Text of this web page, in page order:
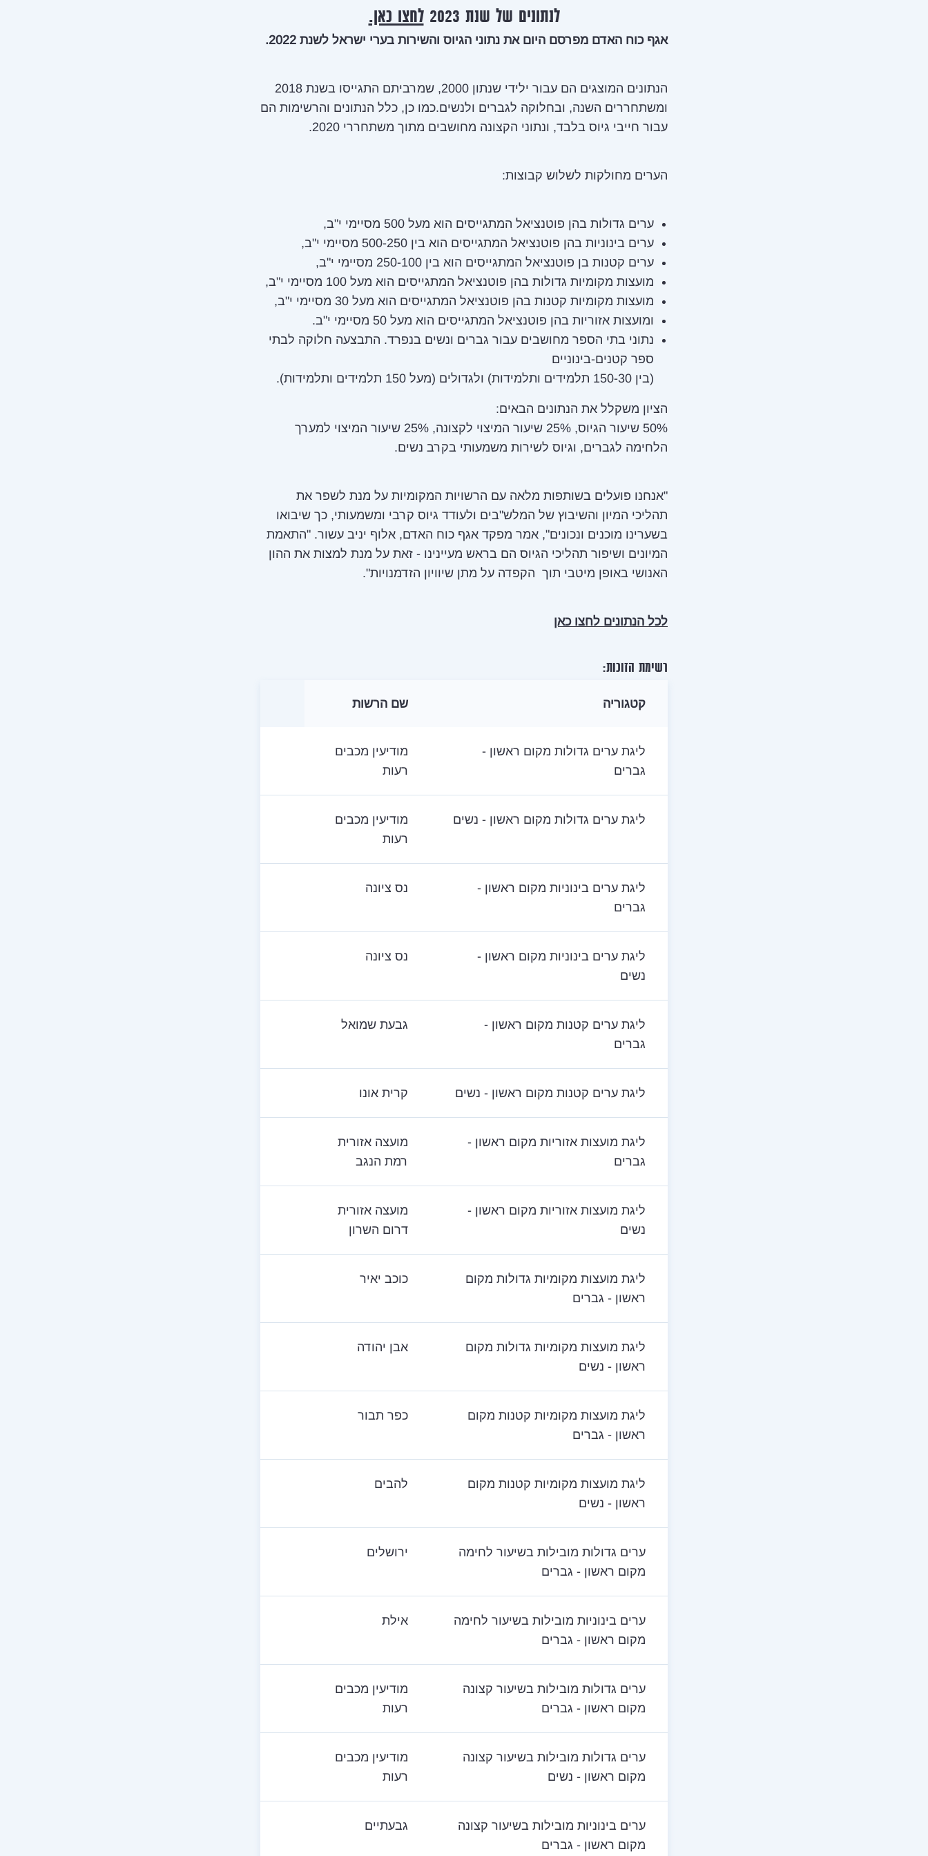
לנתונים של שנת 2023 לחצו כאן.
אגף כוח האדם מפרסם היום את נתוני הגיוס והשירות בערי ישראל לשנת 2022.
הנתונים המוצגים הם עבור ילידי שנתון 2000, שמרביתם התגייסו בשנת 2018
ומשתחררים השנה, ובחלוקה לגברים ולנשים.כמו כן, כלל הנתונים והרשימות הם
עבור חייבי גיוס בלבד, ונתוני הקצונה מחושבים מתוך משתחררי 2020.
הערים מחולקות לשלוש קבוצות:
ערים גדולות בהן פוטנציאל המתגייסים הוא מעל 500 מסיימי י"ב,
ערים בינוניות בהן פוטנציאל המתגייסים הוא בין 500-250 מסיימי י"ב,
ערים קטנות בן פוטנציאל המתגייסים הוא בין 250-100 מסיימי י"ב,
מועצות מקומיות גדולות בהן פוטנציאל המתגייסים הוא מעל 100 מסיימי י"ב,
מועצות מקומיות קטנות בהן פוטנציאל המתגייסים הוא מעל 30 מסיימי י"ב,
ומועצות אזוריות בהן פוטנציאל המתגייסים הוא מעל 50 מסיימי י"ב.
נתוני בתי הספר מחושבים עבור גברים ונשים בנפרד. התבצעה חלוקה לבתי
ספר קטנים-בינוניים
(בין 150-30 תלמידים ותלמידות) ולגדולים (מעל 150 תלמידים ותלמידות).
הציון משקלל את הנתונים הבאים:
50% שיעור הגיוס, 25% שיעור המיצוי לקצונה, 25% שיעור המיצוי למערך
הלחימה לגברים, וגיוס לשירות משמעותי בקרב נשים.
"אנחנו פועלים בשותפות מלאה עם הרשויות המקומיות על מנת לשפר את
תהליכי המיון והשיבוץ של המלש"בים ולעודד גיוס קרבי ומשמעותי, כך שיבואו
בשערינו מוכנים ונכונים", אמר מפקד אגף כוח האדם, אלוף יניב עשור. "התאמת
המיונים ושיפור תהליכי הגיוס הם בראש מעיינינו - זאת על מנת למצות את ההון
האנושי באופן מיטבי תוך הקפדה על מתן שיוויון הזדמנויות".
לכל הנתונים לחצו כאן
רשימת הזוכות:
קטגוריה שם הרשות
ליגת ערים גדולות מקום ראשון -
גברים
מודיעין מכבים
רעות
ליגת ערים גדולות מקום ראשון - נשים
מודיעין מכבים
רעות
ליגת ערים בינוניות מקום ראשון -
גברים
נס ציונה
ליגת ערים בינוניות מקום ראשון -
נשים
נס ציונה
ליגת ערים קטנות מקום ראשון -
גברים
גבעת שמואל
ליגת ערים קטנות מקום ראשון - נשים קרית אונו
ליגת מועצות אזוריות מקום ראשון -
גברים
מועצה אזורית
רמת הנגב
ליגת מועצות אזוריות מקום ראשון -
נשים
מועצה אזורית
דרום השרון
ליגת מועצות מקומיות גדולות מקום
ראשון - גברים
כוכב יאיר
ליגת מועצות מקומיות גדולות מקום
ראשון - נשים
אבן יהודה
ליגת מועצות מקומיות קטנות מקום
ראשון - גברים
כפר תבור
ליגת מועצות מקומיות קטנות מקום
ראשון - נשים
להבים
ערים גדולות מובילות בשיעור לחימה
מקום ראשון - גברים
ירושלים
ערים בינוניות מובילות בשיעור לחימה
מקום ראשון - גברים
אילת
ערים גדולות מובילות בשיעור קצונה
מקום ראשון - גברים
מודיעין מכבים
רעות
ערים גדולות מובילות בשיעור קצונה
מקום ראשון - נשים
מודיעין מכבים
רעות
ערים בינוניות מובילות בשיעור קצונה
מקום ראשון - גברים
גבעתיים